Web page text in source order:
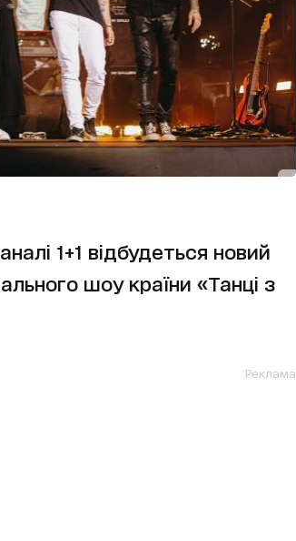
1+1 відбудеться новий
шоу країни «Танці з
Реклама